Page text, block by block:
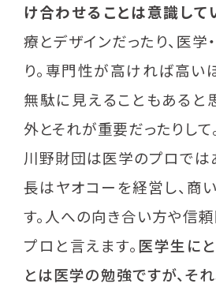
け合わせることは意識して
療とデザインだったり、医学
り。専門性が高ければ高い
無駄に見えることもあると
外とそれが重要だったりして
川野財団は医学のプロでは
長はヤオコーを経営し、商
す。人への向き合い方や信
プロと言えます。 医学生に
とは医学の勉強ですが、そ